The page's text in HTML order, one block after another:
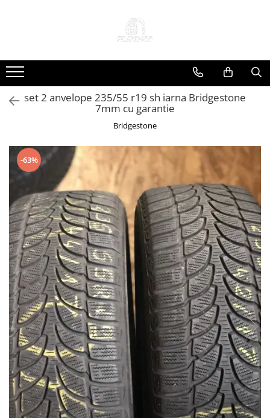
Anvelope
Anvelope Reconstruite
Anvelope Second-Hand
Capace Jante
Jante
Jante Second-Hand
Accesorii Auto
Padele Auto
Accesorii Exterior Auto
Accesorii interior auto
Brelocuri
Huse Scaun
Inele de Ghidaj
Întreținere Auto
Pistoale de curatat (tornadoare)
Pistoale Profesionale
Piese de schimb
Bureti
set 2 anvelope 235/55 r19 sh iarna Bridgestone
7mm cu garantie
Bridgestone
-63%